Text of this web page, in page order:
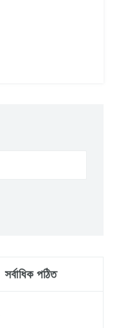
সর্বাধিক পঠিত